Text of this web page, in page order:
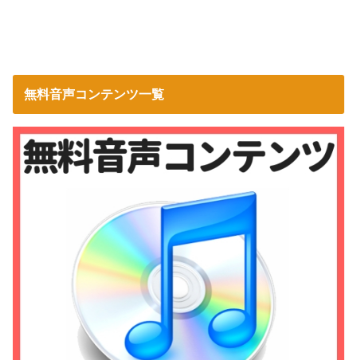
無料音声コンテンツ一覧